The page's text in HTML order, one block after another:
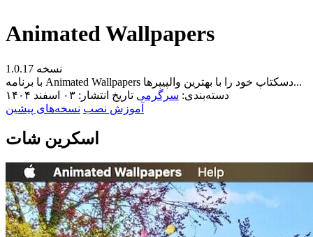
Animated Wallpapers
نسخه 1.0.17
با برنامه Animated Wallpapers دسکتاپ خود را با بهترین والپیپرها...
دسته‌بندی: سرگرمی تاریخ انتشار: ۰۳ اسفند ۱۴۰۴
آموزش نصب نسخه‌های پیشین
اسکرین شات